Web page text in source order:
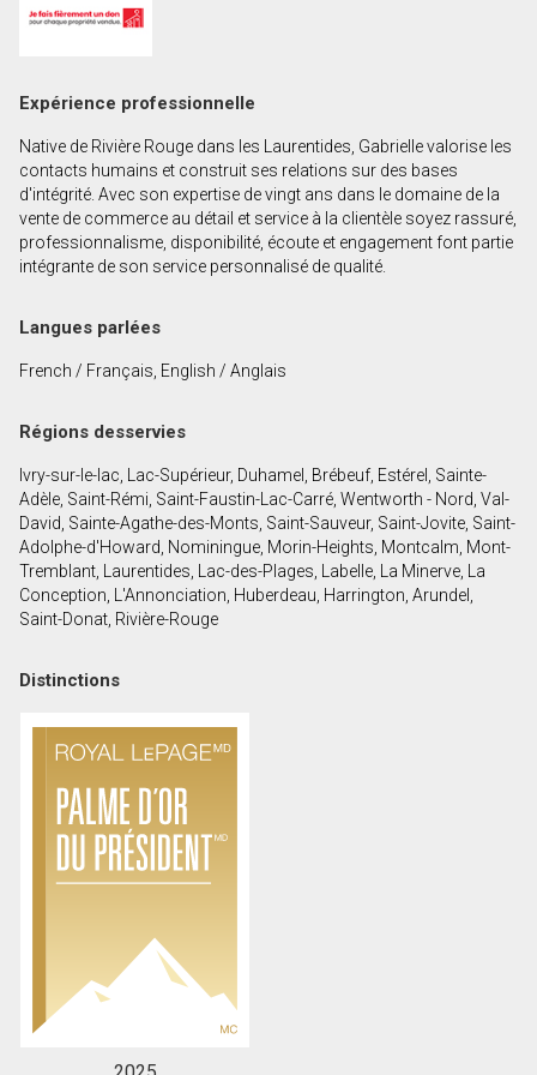
Prénom
Courriel
Téléphone
(Optionnel)
Message
En cliquant sur le bouton « soumettre », vous
consentez à nos conditions d'utilisation et vous
communiquer avec vous.
Expérience professionnelle
Native de Rivière Rouge dans les Laurentides, Gabrielle valorise les
contacts humains et construit ses relations sur des bases
d'intégrité. Avec son expertise de vingt ans dans le domaine de la
vente de commerce au détail et service à la clientèle soyez rassuré,
professionnalisme, disponibilité, écoute et engagement font partie
intégrante de son service personnalisé de qualité.
Langues parlées
French / Français, English / Anglais
Régions desservies
Ivry-sur-le-lac, Lac-Supérieur, Duhamel, Brébeuf, Estérel, Sainte-
Adèle, Saint-Rémi, Saint-Faustin-Lac-Carré, Wentworth - Nord, Val-
David, Sainte-Agathe-des-Monts, Saint-Sauveur, Saint-Jovite, Saint-
Adolphe-d'Howard, Nominingue, Morin-Heights, Montcalm, Mont-
Tremblant, Laurentides, Lac-des-Plages, Labelle, La Minerve, La
Conception, L'Annonciation, Huberdeau, Harrington, Arundel,
Saint-Donat, Rivière-Rouge
Distinctions